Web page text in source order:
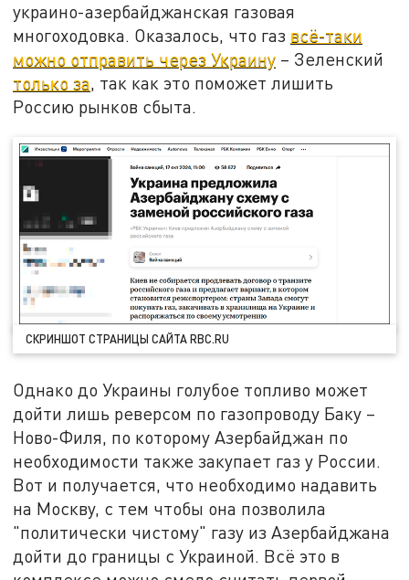
украино-азербайджанская газовая
многоходовка. Оказалось, что газ всё-таки
можно отправить через Украину – Зеленский
только за, так как это поможет лишить
Россию рынков сбыта.
СКРИНШОТ СТРАНИЦЫ САЙТА RBC.RU
Однако до Украины голубое топливо может
дойти лишь реверсом по газопроводу Баку –
Ново-Филя, по которому Азербайджан по
необходимости также закупает газ у России.
Вот и получается, что необходимо надавить
на Москву, с тем чтобы она позволила
"политически чистому" газу из Азербайджана
дойти до границы с Украиной. Всё это в